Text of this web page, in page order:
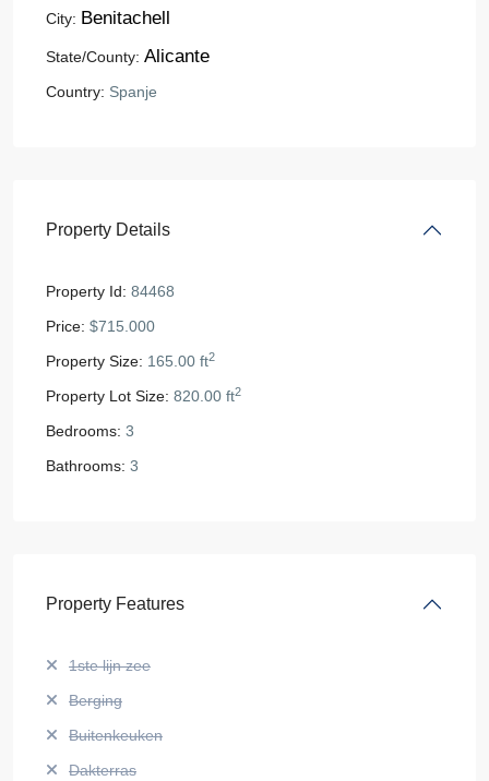
City: Benitachell
State/County: Alicante
Country: Spanje
Property Details
Property Id: 84468
Price: $715.000
Property Size: 165.00 ft2
Property Lot Size: 820.00 ft2
Bedrooms: 3
Bathrooms: 3
Property Features
1ste lijn zee
Berging
Buitenkeuken
Dakterras